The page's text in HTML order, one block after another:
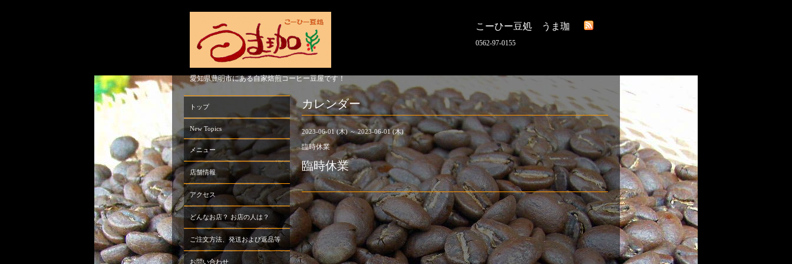
こーひー豆処 うま珈
0562-97-0155
愛知県豊明市にある自家焙煎コーヒー豆屋です！
カレンダー
2023-06-01 (木) ～ 2023-06-01 (木)
臨時休業
臨時休業
トップ
New Topics
メニュー
店舗情報
アクセス
どんなお店？ お店の人は？
ご注文方法、発送および返品等
お問い合わせ